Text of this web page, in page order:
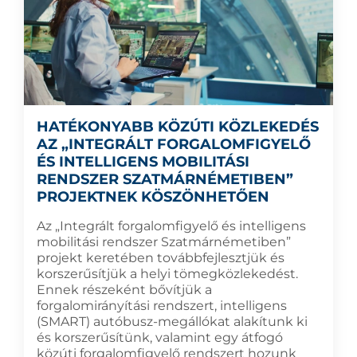
HATÉKONYABB KÖZÚTI KÖZLEKEDÉS
AZ „INTEGRÁLT FORGALOMFIGYELŐ
ÉS INTELLIGENS MOBILITÁSI
RENDSZER SZATMÁRNÉMETIBEN”
PROJEKTNEK KÖSZÖNHETŐEN
Az „Integrált forgalomfigyelő és intelligens
mobilitási rendszer Szatmárnémetiben”
projekt keretében továbbfejlesztjük és
korszerűsítjük a helyi tömegközlekedést.
Ennek részeként bővítjük a
forgalomirányítási rendszert, intelligens
(SMART) autóbusz-megállókat alakítunk ki
és korszerűsítünk, valamint egy átfogó
közúti forgalomfigyelő rendszert hozunk